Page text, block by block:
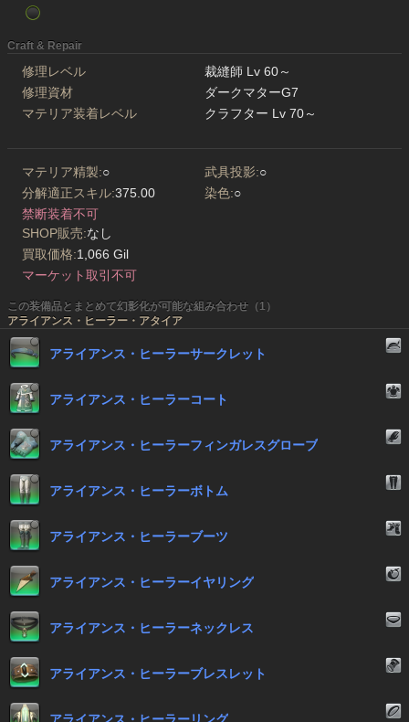
Craft & Repair
修理レベル
裁縫師 Lv 60～
修理資材
ダークマターG7
マテリア装着レベル
クラフター Lv 70～
マテリア精製:○ 武具投影:○
分解適正スキル:375.00 染色:○
禁断装着不可
SHOP販売:なし
買取価格:1,066 Gil
マーケット取引不可
この装備品とまとめて幻影化が可能な組み合わせ（1）
アライアンス・ヒーラー・アタイア
アライアンス・ヒーラーサークレット
アライアンス・ヒーラーコート
アライアンス・ヒーラーフィンガレスグローブ
アライアンス・ヒーラーボトム
アライアンス・ヒーラーブーツ
アライアンス・ヒーラーイヤリング
アライアンス・ヒーラーネックレス
アライアンス・ヒーラーブレスレット